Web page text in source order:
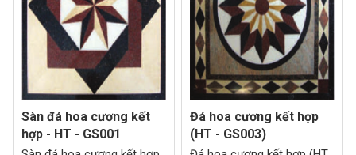
Sàn đá hoa cương kết
hợp - HT - GS001
Đá hoa cương kết hợp
(HT - GS003)